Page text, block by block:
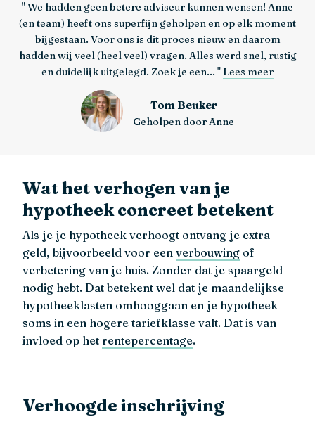
We hadden geen betere adviseur kunnen wensen! Anne
(en team) heeft ons superfijn geholpen en op elk moment
bijgestaan. Voor ons is dit proces nieuw en daarom
hadden wij veel (heel veel) vragen. Alles werd snel, rustig
en duidelijk uitgelegd. Zoek je een...
Lees meer
Tom Beuker
Geholpen door Anne
Wat het verhogen van je
hypotheek concreet betekent
Als je je hypotheek verhoogt ontvang je extra
geld, bijvoorbeeld voor een verbouwing of
verbetering van je huis. Zonder dat je spaargeld
nodig hebt. Dat betekent wel dat je maandelijkse
hypotheeklasten omhooggaan en je hypotheek
soms in een hogere tariefklasse valt. Dat is van
invloed op het rentepercentage.
Verhoogde inschrijving